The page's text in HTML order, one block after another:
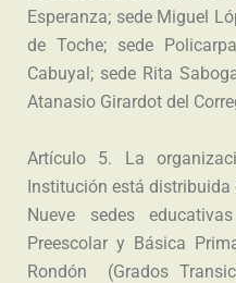
Esperanza; sede Miguel
de Toche; sede
Cabuyal; sede Rita
Atanasio Girardot del
Artículo 5. La
Institución está distribuida
Nueve sedes
Preescolar y Básica
Rondón (Grados